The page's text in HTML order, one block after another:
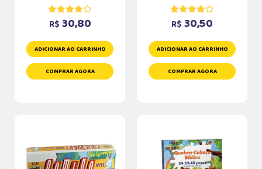
R$ 30,80
ADICIONAR AO CARRINHO
COMPRAR AGORA
R$ 30,50
ADICIONAR AO CARRINHO
COMPRAR AGORA